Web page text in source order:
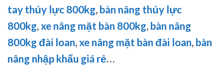
tay thủy lực 800kg, bàn nâng thủy lực
800kg,xe nâng mặt bàn 800kg, bàn nâng
800kg đài loan,xe nâng mặt bàn đài loan, bàn
nâng nhập khẩu giá rẻ…